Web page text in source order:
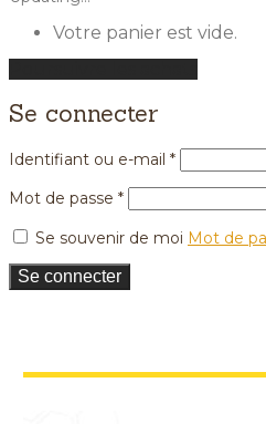
Votre panier est vide.
Se connecter
Identifiant ou e-mail *
Mot de passe *
Se souvenir de moi Mot de
Se connecter